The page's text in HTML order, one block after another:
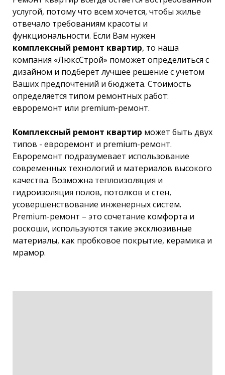
услугой, потому что всем хочется, чтобы жилье
отвечало требованиям красоты и
функциональности. Если Вам нужен
комплексный ремонт квартир, то наша
компания «ЛюксСтрой» поможет определиться с
дизайном и подберет лучшее решение с учетом
Ваших предпочтений и бюджета. Стоимость
определяется типом ремонтных работ:
евроремонт или premium-ремонт.
Комплексный ремонт квартир может быть двух
типов - евроремонт и premium-ремонт.
Евроремонт подразумевает использование
современных технологий и материалов высокого
качества. Возможна теплоизоляция и
гидроизоляция полов, потолков и стен,
усовершенствование инженерных систем.
Premium-ремонт – это сочетание комфорта и
роскоши, используются такие эксклюзивные
материалы, как пробковое покрытие, керамика и
мрамор.